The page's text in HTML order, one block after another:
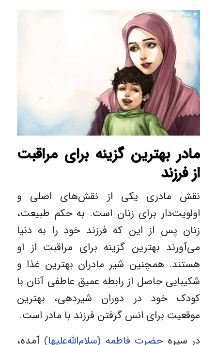
مادر بهترین گزینه برای مراقبت
از فرزند
نقش مادری یکی از نقش‌های اصلی و
اولویت‌دار برای زنان است. به حکم طبیعت،
زنان پس از این که فرزند خود را به دنیا
می‌آورند بهترین گزینه برای مراقبت از او
هستند. همچنین شیر مادران بهترین غذا و
شکیبایی حاصل از رابطه عمیق عاطفی آنان با
کودک خود در دوران شیردهی، بهترین
موقعیت برای انس گرفتن فرزند با مادر است.
در سیره حضرت فاطمه (سلام‌الله‌علیها) آمده،